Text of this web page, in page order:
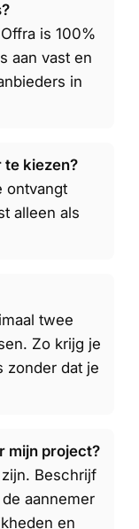
is 100%
aan vast en
in
te kiezen?
ontvangt
alleen als
twee
Zo krijg je
zonder dat je
mijn project?
Beschrijf
aannemer
en